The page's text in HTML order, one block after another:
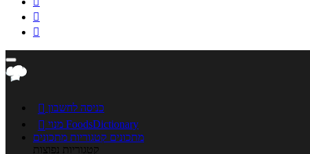


 כניסה לחשבון

מנוי FoodsDictionary
מתכונים קטגוריות מתכונים
קטגוריות נפוצות